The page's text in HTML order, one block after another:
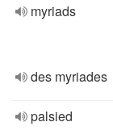
myriads
des myriades
palsied